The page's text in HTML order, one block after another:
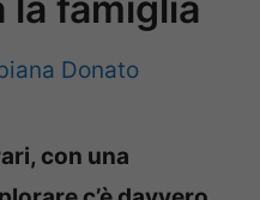
famiglia
Donato
con una